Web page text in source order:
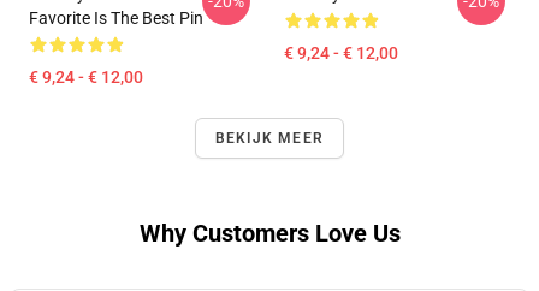
Favorite Is The Best Pin
€ 9,24 - € 12,00
€ 9,24 - € 12,00
BEKIJK MEER
Why Customers Love Us